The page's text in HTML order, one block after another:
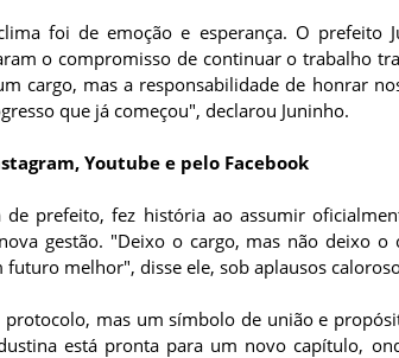
foi de emoção e esperança. O prefeito
o compromisso de continuar o trabalho
cargo, mas a responsabilidade de honrar
que já começou", declarou Juninho.
Youtube e pelo Facebook
de prefeito, fez história ao assumir
gestão. "Deixo o cargo, mas não deixo
melhor", disse ele, sob aplausos
mas um símbolo de união e
está pronta para um novo capítulo,